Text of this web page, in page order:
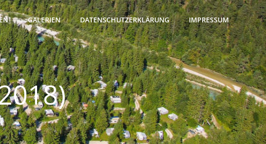
GALERIEN DATENSCHUTZERKLÄRUNG IMPRESSUM